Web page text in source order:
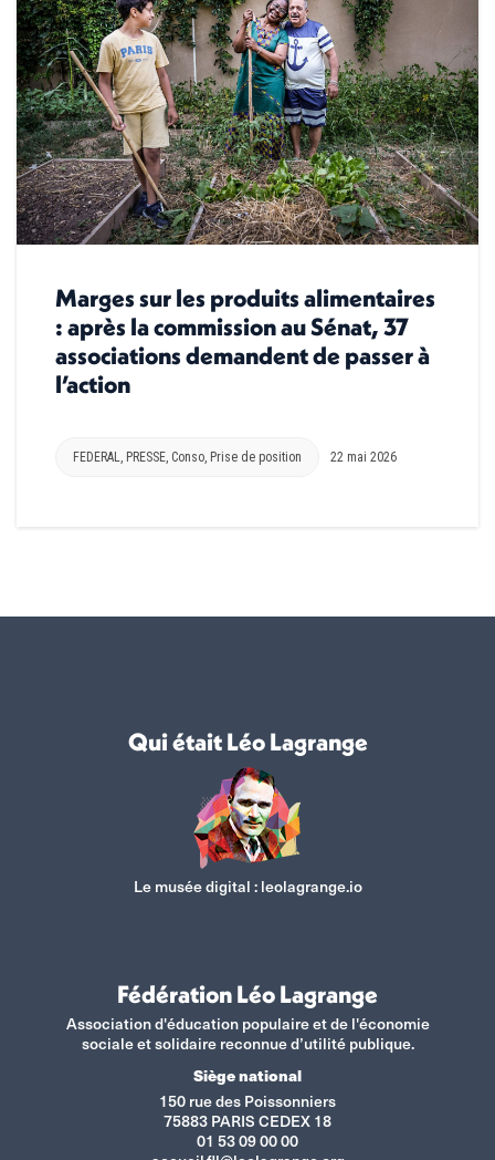
Marges sur les produits alimentaires
: après la commission au Sénat, 37
associations demandent de passer à
l’action
FEDERAL PRESSE Conso Prise de position 22 mai 2026
Qui était Léo Lagrange
Le musée digital :leolagrange.io
Fédération Léo Lagrange
Association d'éducation populaire et de l'économie
sociale et solidaire reconnue d’utilité publique.
Siège national
150 rue des Poissonniers
75883 PARIS CEDEX 18
01 53 09 00 00